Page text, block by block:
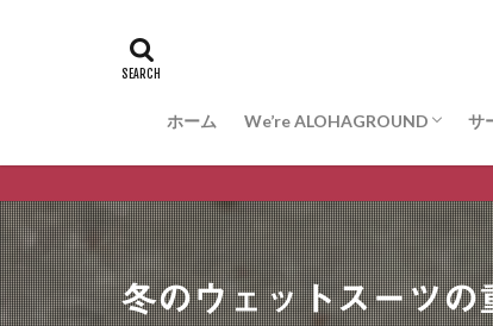
ホーム We’re ALOHAGROUND
お問合せ
サ
冬のウェットスーツの